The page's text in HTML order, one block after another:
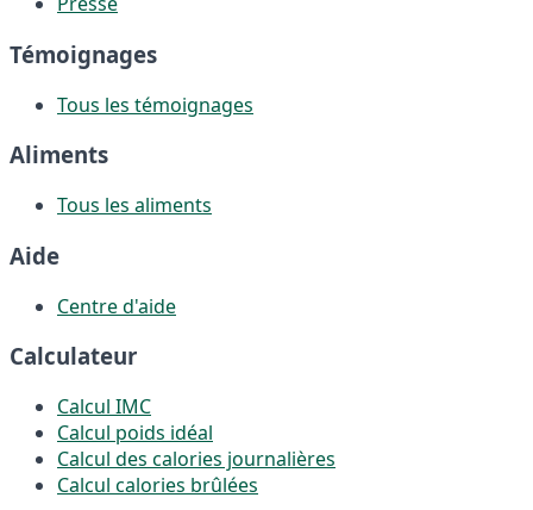
Témoignages
Tous les témoignages
Aliments
Tous les aliments
Aide
Centre d'aide
Calculateur
Calcul IMC
Calcul poids idéal
Calcul des calories journalières
Calcul calories brûlées